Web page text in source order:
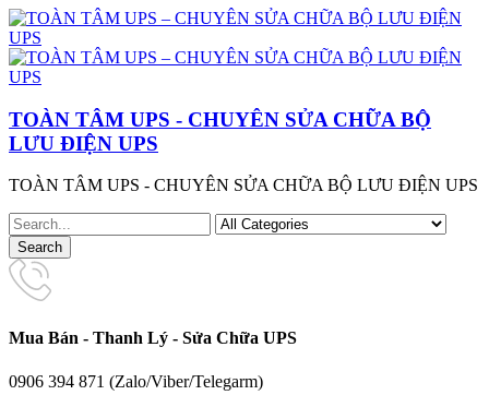
TOÀN TÂM UPS - CHUYÊN SỬA CHỮA BỘ
LƯU ĐIỆN UPS
TOÀN TÂM UPS - CHUYÊN SỬA CHỮA BỘ LƯU ĐIỆN UPS
Mua Bán - Thanh Lý - Sửa Chữa UPS
0906 394 871 (Zalo/Viber/Telegarm)